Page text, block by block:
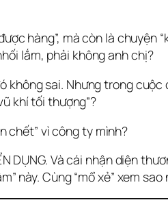
hàng”, mà còn là chuyện
lắm, phải không anh chị?
không sai. Nhưng trong cuộc
khí tối thượng”?
chết” vì công ty mình?
DỤNG. Và cái nhận diện
này. Cùng “mổ xẻ” xem sao